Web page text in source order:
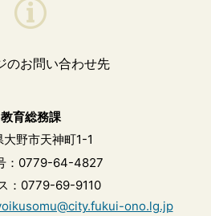
のお問い合わせ先
教育総務課
大野市天神町1-1
：0779-64-4827
：0779-69-9110
ono.lg.jp